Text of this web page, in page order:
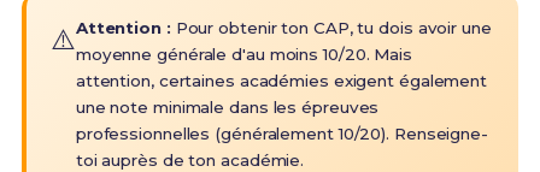
⚠️Attention : Pour obtenir ton CAP, tu dois avoir une
moyenne générale d'au moins 10/20. Mais
attention, certaines académies exigent également
une note minimale dans les épreuves
professionnelles (généralement 10/20). Renseigne-
toi auprès de ton académie.